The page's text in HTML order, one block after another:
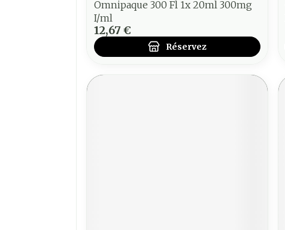
Omnipaque 300 Fl 1x 20ml 300mg
I/ml
12,67 €
Réservez